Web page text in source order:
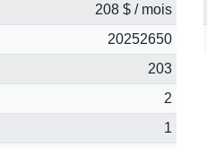
208 $ / mois
20252650
203
2
1